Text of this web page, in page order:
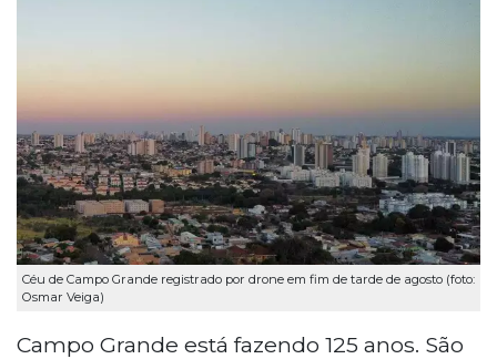
Céu de Campo Grande registrado por drone em fim de tarde de agosto (foto:
Osmar Veiga)
Campo Grande está fazendo 125 anos. São